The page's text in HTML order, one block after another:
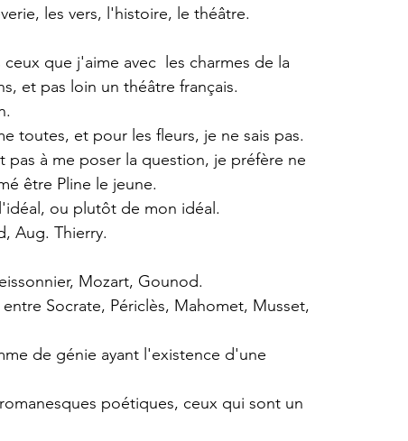
les vers, l'histoire, le théâtre.
que j'aime avec  les charmes de la
et pas loin un théâtre français.
toutes, et pour les fleurs, je ne sais pas.
pas à me poser la question, je préfère ne
être Pline le jeune.
ou plutôt de mon idéal.
Aug. Thierry.
Mozart, Gounod.
Socrate, Périclès, Mahomet, Musset,
de génie ayant l'existence d'une
poétiques, ceux qui sont un